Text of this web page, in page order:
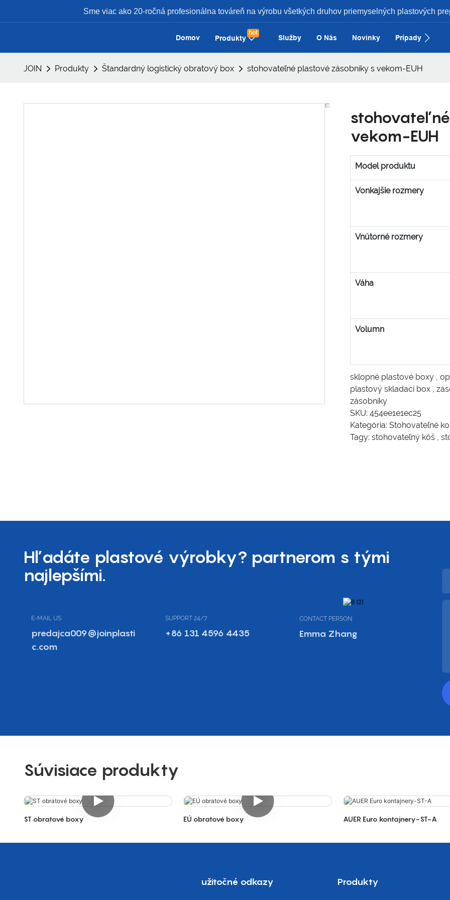
Sme viac ako 20-ročná profesionálna továreň na výrobu všetkých druhov priemyselných plastových
Domov Produkty
hot
Služby O Nás Novinky Prípady
JOIN Produkty Štandardný logistický obratový box stohovateľné plastové zásobníky s vekom-EUH
vekom-EUH
Model produktu
Vonkajšie rozmery
Vnútorné rozmery
Váha
Volumn
sklopné plastové boxy ,
plastový skladací box ,
zásobníky
SKU: 454ee1e1ec25
Kategória: Stohovateľné
Tagy: stohovateľný kôš ,
Hľadáte plastové výrobky? partnerom s tými
najlepšími.
E-MAIL US
predajca009@joinplasti
c.com
SUPPORT 24/7
+86 131 4596 4435
CONTACT PERSON:
Emma Zhang
Súvisiace produkty
ST obratové boxy EÚ obratové boxy AUER Euro kontajnery-ST-A
užitočné odkazy Produkty